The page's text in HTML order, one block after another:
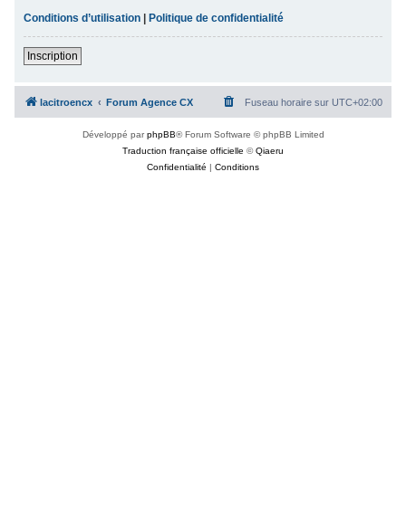
Conditions d’utilisation |Politique de confidentialité
Inscription
lacitroencx Forum Agence CX Fuseau horaire sur UTC+02:00
Développé parphpBB® Forum Software © phpBB Limited
Traduction française officielle ©Qiaeru
Confidentialité | Conditions